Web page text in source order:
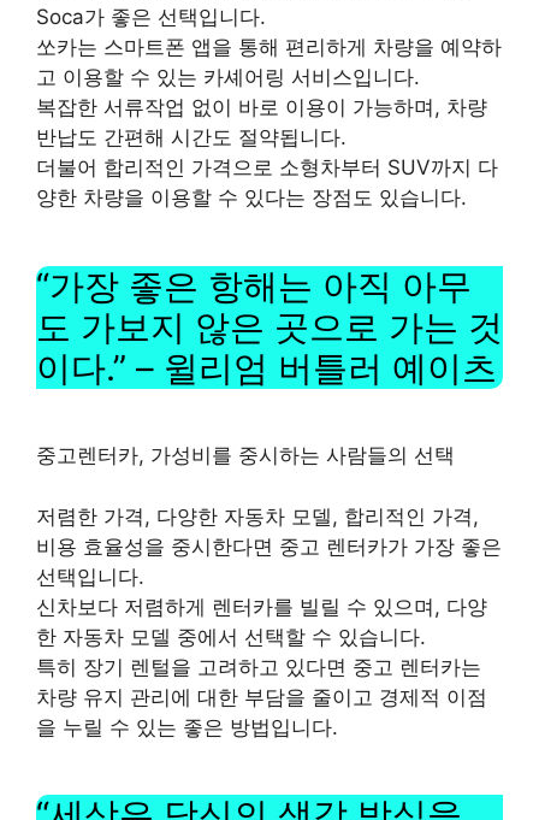
Soca가 좋은 선택입니다.
쏘카는 스마트폰 앱을 통해 편리하게 차량을 예약하
고 이용할 수 있는 카셰어링 서비스입니다.
복잡한 서류작업 없이 바로 이용이 가능하며, 차량
반납도 간편해 시간도 절약됩니다.
더불어 합리적인 가격으로 소형차부터 SUV까지 다
양한 차량을 이용할 수 있다는 장점도 있습니다.
“가장 좋은 항해는 아직 아무
도 가보지 않은 곳으로 가는 것
이다.” – 윌리엄 버틀러 예이츠
중고렌터카, 가성비를 중시하는 사람들의 선택
저렴한 가격, 다양한 자동차 모델, 합리적인 가격,
비용 효율성을 중시한다면 중고 렌터카가 가장 좋은
선택입니다.
신차보다 저렴하게 렌터카를 빌릴 수 있으며, 다양
한 자동차 모델 중에서 선택할 수 있습니다.
특히 장기 렌털을 고려하고 있다면 중고 렌터카는
차량 유지 관리에 대한 부담을 줄이고 경제적 이점
을 누릴 수 있는 좋은 방법입니다.